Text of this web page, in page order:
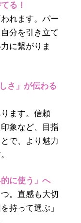
る！
れます。パー
分を引き立て
に繋がりま
さ」が伝わる
ます。信頼
象など、目指
で、より魅力
に使う」へ
。直感も大切
持って選ぶ」